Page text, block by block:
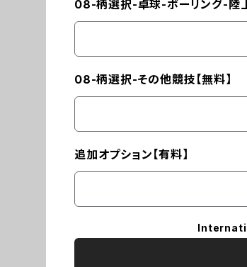
08-柄選択-卓球-ボーリング-陸上
08-柄選択-その他競技【無料】
追加オプション【有料】